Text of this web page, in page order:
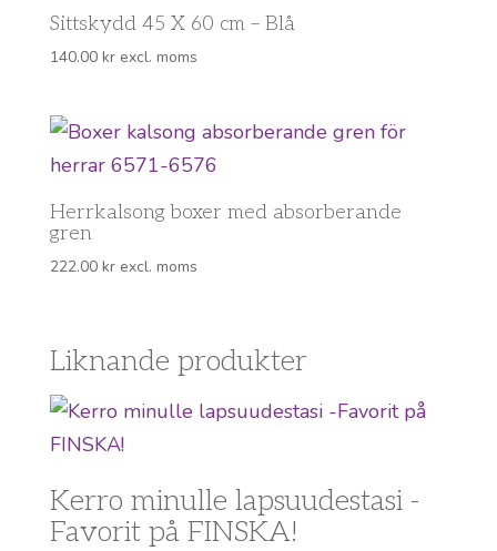
Sittskydd 45 X 60 cm – Blå
140.00 krexcl. moms
Herrkalsong boxer med absorberande
gren
222.00 krexcl. moms
Liknande produkter
Kerro minulle lapsuudestasi -
Favorit på FINSKA!